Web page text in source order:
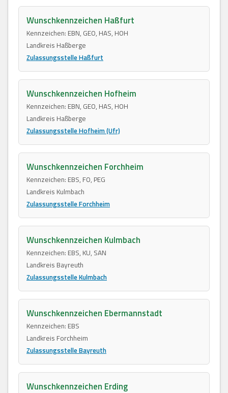
Wunschkennzeichen Haßfurt
Kennzeichen: EBN, GEO, HAS, HOH
Landkreis Haßberge
Zulassungsstelle Haßfurt
Wunschkennzeichen Hofheim
Kennzeichen: EBN, GEO, HAS, HOH
Landkreis Haßberge
Zulassungsstelle Hofheim (Ufr)
Wunschkennzeichen Forchheim
Kennzeichen: EBS, FO, PEG
Landkreis Kulmbach
Zulassungsstelle Forchheim
Wunschkennzeichen Kulmbach
Kennzeichen: EBS, KU, SAN
Landkreis Bayreuth
Zulassungsstelle Kulmbach
Wunschkennzeichen Ebermannstadt
Kennzeichen: EBS
Landkreis Forchheim
Zulassungsstelle Bayreuth
Wunschkennzeichen Erding